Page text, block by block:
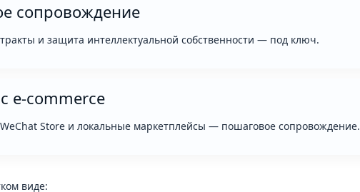
сопровождение
и защита интеллектуальной собственности — под ключ.
e-commerce
Store и локальные маркетплейсы — пошаговое сопровождение.
виде: